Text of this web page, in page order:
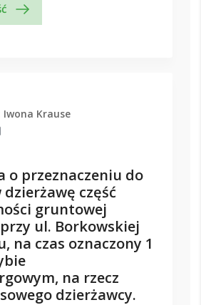
Krause
o przeznaczeniu do
część
gruntowej
ul. Borkowskiej
na czas oznaczony 1
na rzecz
dzierżawcy.